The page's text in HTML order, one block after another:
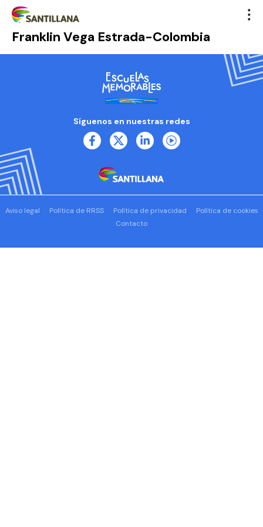
Franklin Vega Estrada-Colombia
Síguenos en nuestras redes
Aviso legal Política de RRSS Política de privacidad
Política de cookies
Contacto